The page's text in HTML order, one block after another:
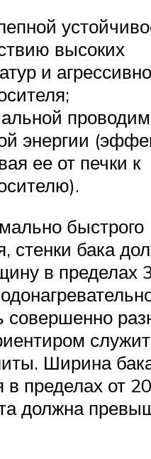
высоких
и
энергии
ее от печки к
быстрого
стенки бака
в пределах
совершенно
служит
Ширина
в пределах от
должна